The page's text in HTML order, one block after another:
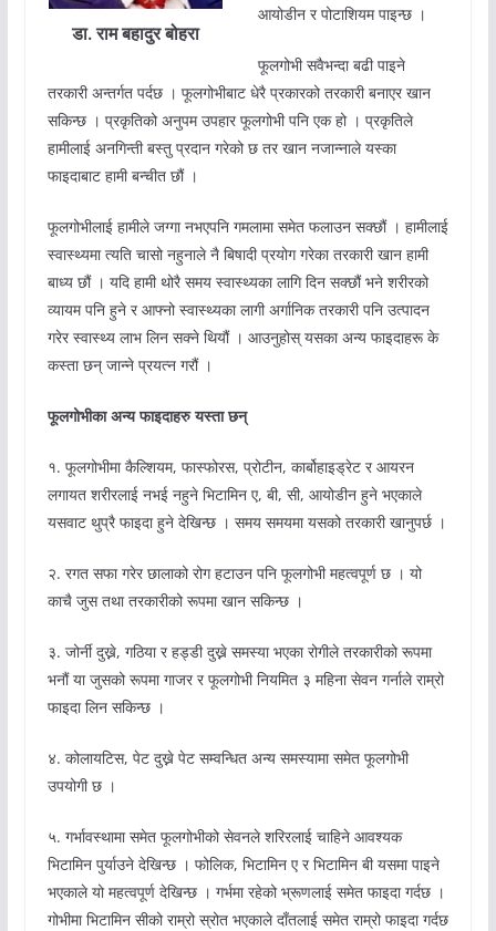
डा. राम बहादुर बोहरा
आयोडीन र पोटाशियम पाइन्छ ।
फूलगोभी सवैभन्दा बढी पाइने
तरकारी अन्तर्गत पर्दछ । फूलगोभीबाट धेरै प्रकारको तरकारी बनाएर खान
सकिन्छ । प्रकृतिको अनुपम उपहार फूलगोभी पनि एक हो । प्रकृतिले
हामीलाई अनगिन्ती बस्तु प्रदान गरेको छ तर खान नजान्नाले यस्का
फाइदाबाट हामी बन्चीत छौं ।
फूलगोभीलाई हामीले जग्गा नभएपनि गमलामा समेत फलाउन सक्छौं । हामीलाई
स्वास्थ्यमा त्यति चासो नहुनाले नै बिषादी प्रयोग गरेका तरकारी खान हामी
बाध्य छौं । यदि हामी थोरै समय स्वास्थ्यका लागि दिन सक्छौं भने शरीरको
व्यायम पनि हुने र आफ्नो स्वास्थ्यका लागी अर्गानिक तरकारी पनि उत्पादन
गरेर स्वास्थ्य लाभ लिन सक्ने थियौं । आउनुहोस् यसका अन्य फाइदाहरू के
कस्ता छन् जान्ने प्रयत्न गरौं ।
फूलगोभीका अन्य फाइदाहरु यस्ता छन्
१. फूलगोभीमा कैल्शियम, फास्फोरस, प्रोटीन, कार्बोहाइड्रेट र आयरन
लगायत शरीरलाई नभई नहुने भिटामिन ए, बी, सी, आयोडीन हुने भएकाले
यसवाट थुप्रै फाइदा हुने देखिन्छ । समय समयमा यसको तरकारी खानुपर्छ ।
२. रगत सफा गरेर छालाको रोग हटाउन पनि फूलगोभी महत्वपूर्ण छ । यो
काचै जुस तथा तरकारीको रूपमा खान सकिन्छ ।
३. जोर्नी दुख्ने, गठिया र हड्डी दुख्ने समस्या भएका रोगीले तरकारीको रूपमा
भनौं या जुसको रूपमा गाजर र फूलगोभी नियमित ३ महिना सेवन गर्नाले राम्रो
फाइदा लिन सकिन्छ ।
४. कोलायटिस, पेट दुख्ने पेट सम्वन्धित अन्य समस्यामा समेत फूलगोभी
उपयोगी छ ।
५. गर्भावस्‍थामा समेत फूलगोभीको सेवनले शरिरलाई चाहिने आवश्यक
भिटामिन पुर्याउने देखिन्छ । फोलिक, भिटामिन ए र भिटामिन बी यसमा पाइने
भएकाले यो महत्वपूर्ण देखिन्छ । गर्भमा रहेको भ्रूणलाई समेत फाइदा गर्दछ ।
गोभीमा भिटामिन सीको राम्रो स्रोत भएकाले दाँतलाई समेत राम्रो फाइदा गर्दछ